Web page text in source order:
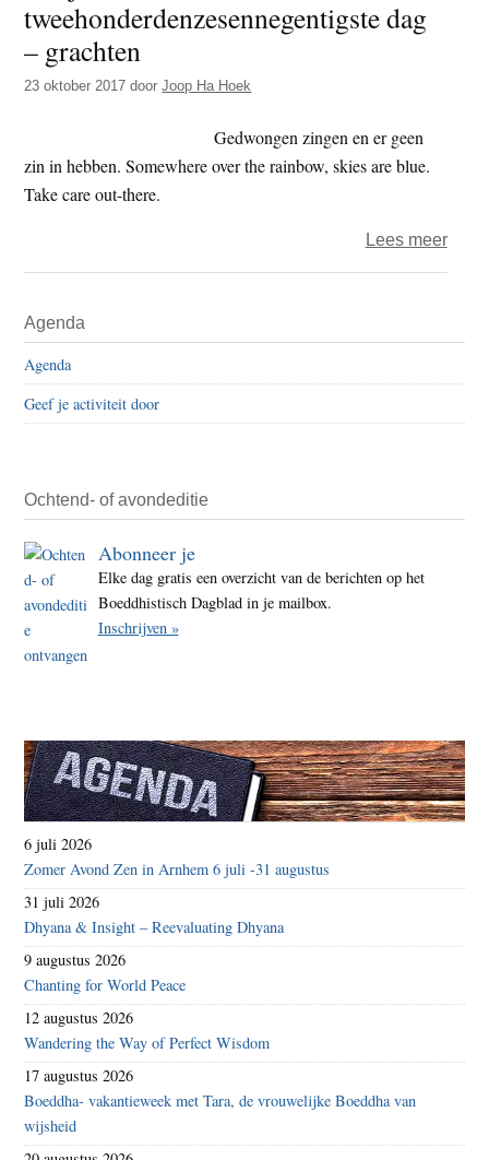
t
e
e
s
i
tweehonderdenzesennegentigste dag
– grachten
23 oktober 2017 doorJoop Ha Hoek
Gedwongen zingen en er geen
zin in hebben. Somewhere over the rainbow, skies are blue.
Take care out-there.
Lees meerover
de
Sidebar
Agenda
Agenda
Geef je activiteit door
Ochtend- of avondeditie
Abonneer je
Elke dag gratis een overzicht van de berichten op het
Boeddhistisch Dagblad in je mailbox.
Inschrijven »
6 juli 2026
Zomer Avond Zen in Arnhem 6 juli -31 augustus
31 juli 2026
Dhyana & Insight – Reevaluating Dhyana
9 augustus 2026
Chanting for World Peace
12 augustus 2026
Wandering the Way of Perfect Wisdom
17 augustus 2026
Boeddha- vakantieweek met Tara, de vrouwelijke Boeddha van
wijsheid